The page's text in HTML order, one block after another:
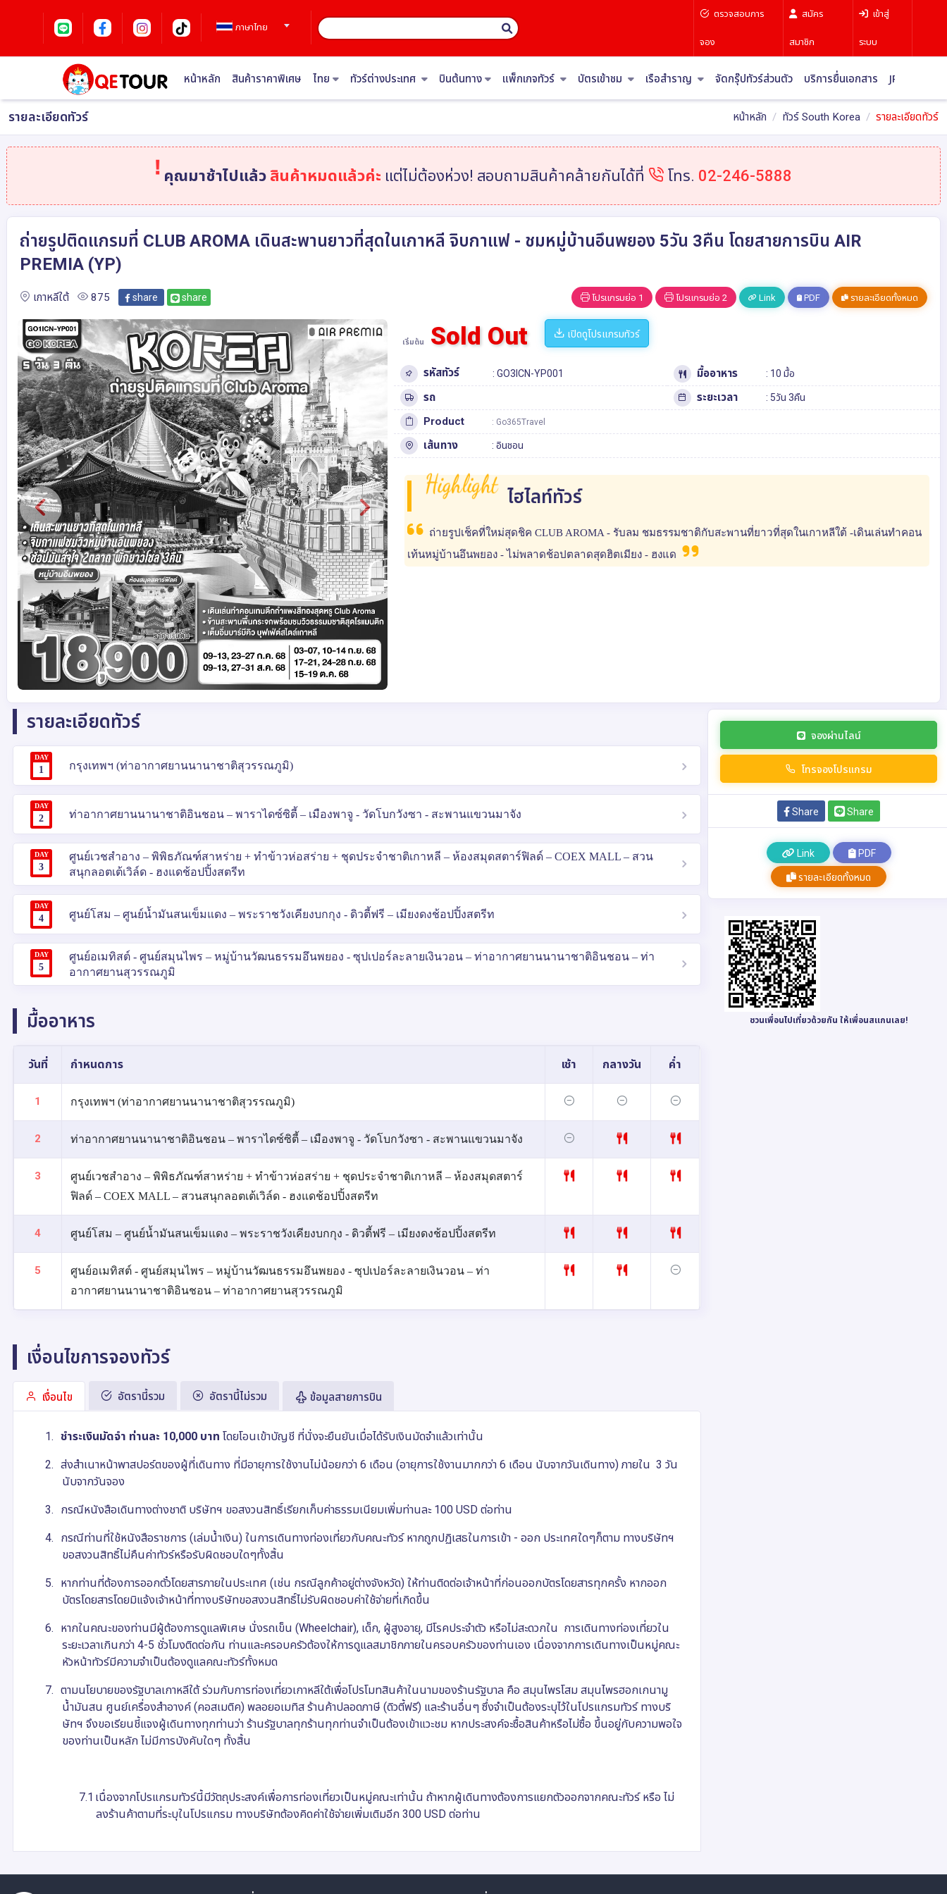
ภาษาไทย
ตรวจสอบการ
จอง
สมัคร
สมาชิก
เข้าสู่
ระบบ
หน้าหลัก สินค้าราคาพิเศษ ไทย ทัวร์ต่างประเทศ บินต้นทาง แพ็กเกจทัวร์ บัตรเข้าชม เรือสำราญ จัดกรุ๊ปทัวร์ส่วนตัว บริการยื่นเอกสาร JR Pass
รายละเอียดทัวร์ หน้าหลัก ทัวร์ South Korea รายละเอียดทัวร์
คุณมาช้าไปแล้ว สินค้าหมดแล้วค่ะ แต่ไม่ต้องห่วง! สอบถามสินค้าคล้ายกันได้ที่ โทร. 02-246-5888
ถ่ายรูปติดแกรมที่ CLUB AROMA เดินสะพานยาวที่สุดในเกาหลี จิบกาแฟ - ชมหมู่บ้านอึนพยอง 5วัน 3คืน โดยสายการบิน AIR
PREMIA (YP)
เกาหลีใต้ 875 share share โปรแกรมย่อ 1 โปรแกรมย่อ 2 Link PDF รายละเอียดทั้งหมด
เริ่มต้น Sold Out เปิดดูโปรแกรมทัวร์
รหัสทัวร์ : GO3ICN-YP001 มื้ออาหาร : 10 มื้อ
รถ ระยะเวลา : 5วัน 3คืน
Product : Go365Travel
เส้นทาง :อินชอน
Highlight ไฮไลท์ทัวร์
ถ่ายรูปเช็คที่ใหม่สุดชิค CLUB AROMA - รับลม ชมธรรมชาติกับสะพานที่ยาวที่สุดในเกาหลีใต้ -เดินเล่นทำคอน
เท้นหมู่บ้านอึนพยอง - ไม่พลาดช้อปตลาดสุดฮิตเมียง - ฮงแด
รายละเอียดทัวร์
DAY
1 กรุงเทพฯ (ท่าอากาศยานนานาชาติสุวรรณภูมิ)
DAY
2 ท่าอากาศยานนานาชาติอินชอน – พาราไดซ์ซิตี้ – เมืองพาจู - วัดโบกวังซา - สะพานแขวนมาจัง
DAY
3
ศูนย์เวชสำอาง – พิพิธภัณฑ์สาหร่าย + ทำข้าวห่อสร่าย + ชุดประจำชาติเกาหลี – ห้องสมุดสตาร์ฟิลด์ – COEX MALL – สวน
สนุกลอตเต้เวิล์ด - ฮงแดช้อปปิ้งสตรีท
DAY
4 ศูนย์โสม – ศูนย์น้ำมันสนเข็มแดง – พระราชวังเคียงบกกุง - ดิวตี้ฟรี – เมียงดงช้อปปิ้งสตรีท
DAY
5
ศูนย์อเมทิสต์ - ศูนย์สมุนไพร – หมู่บ้านวัฒนธรรมอึนพยอง - ซุปเปอร์ละลายเงินวอน – ท่าอากาศยานนานาชาติอินชอน – ท่า
อากาศยานสุวรรณภูมิ
มื้ออาหาร
วันที่ กำหนดการ เช้า กลางวัน ค่ำ
1 กรุงเทพฯ (ท่าอากาศยานนานาชาติสุวรรณภูมิ)
2 ท่าอากาศยานนานาชาติอินชอน – พาราไดซ์ซิตี้ – เมืองพาจู - วัดโบกวังซา - สะพานแขวนมาจัง
3
ศูนย์เวชสำอาง – พิพิธภัณฑ์สาหร่าย + ทำข้าวห่อสร่าย + ชุดประจำชาติเกาหลี – ห้องสมุดสตาร์
ฟิลด์ – COEX MALL – สวนสนุกลอตเต้เวิล์ด - ฮงแดช้อปปิ้งสตรีท
4 ศูนย์โสม – ศูนย์น้ำมันสนเข็มแดง – พระราชวังเคียงบกกุง - ดิวตี้ฟรี – เมียงดงช้อปปิ้งสตรีท
5
ศูนย์อเมทิสต์ - ศูนย์สมุนไพร – หมู่บ้านวัฒนธรรมอึนพยอง - ซุปเปอร์ละลายเงินวอน – ท่า
อากาศยานนานาชาติอินชอน – ท่าอากาศยานสุวรรณภูมิ
เงื่อนไขการจองทัวร์
เงื่อนไข อัตรานี้รวม อัตรานี้ไม่รวม ข้อมูลสายการบิน
1. ชำระเงินมัดจำ ท่านละ 10,000 บาท โดยโอนเข้าบัญชี ที่นั่งจะยืนยันเมื่อได้รับเงินมัดจำแล้วเท่านั้น
2. ส่งสำเนาหน้าพาสปอร์ตของผู้ที่เดินทาง ที่มีอายุการใช้งานไม่น้อยกว่า 6 เดือน (อายุการใช้งานมากกว่า 6 เดือน นับจากวันเดินทาง) ภายใน 3 วัน
นับจากวันจอง
3. กรณีหนังสือเดินทางต่างชาติ บริษัทฯ ขอสงวนสิทธิ์เรียกเก็บค่าธรรมเนียมเพิ่มท่านละ 100 USD ต่อท่าน
4.
กรณีท่านที่ใช้หนังสือราชการ (เล่มน้ำเงิน) ในการเดินทางท่องเที่ยวกับคณะทัวร์ หากถูกปฏิเสธในการเข้า - ออก ประเทศใดๆก็ตาม ทางบริษัทฯ
ขอสงวนสิทธิ์ไม่คืนค่าทัวร์หรือรับผิดชอบใดๆทั้งสิ้น
5.
หากท่านที่ต้องการออกตั๋วโดยสารภายในประเทศ (เช่น กรณีลูกค้าอยู่ต่างจังหวัด) ให้ท่านติดต่อเจ้าหน้าที่ก่อนออกบัตรโดยสารทุกครั้ง หากออก
บัตรโดยสารโดยมิแจ้งเจ้าหน้าที่ทางบริษัทขอสงวนสิทธิ์ไม่รับผิดชอบค่าใช้จ่ายที่เกิดขึ้น
6. หากในคณะของท่านมีผู้ต้องการดูแลพิเศษ นั่งรถเข็น (Wheelchair), เด็ก, ผู้สูงอายุ, มีโรคประจำตัว หรือไม่สะดวกใน การเดินทางท่องเที่ยวใน
ระยะเวลาเกินกว่า 4-5 ชั่วโมงติดต่อกัน ท่านและครอบครัวต้องให้การดูแลสมาชิกภายในครอบครัวของท่านเอง เนื่องจากการเดินทางเป็นหมู่คณะ
หัวหน้าทัวร์มีความจำเป็นต้องดูแลคณะทัวร์ทั้งหมด
7. ตามนโยบายของรัฐบาลเกาหลีใต้ ร่วมกับการท่องเที่ยวเกาหลีใต้เพื่อโปรโมทสินค้าในนามของร้านรัฐบาล คือ สมุนไพรโสม สมุนไพรฮอกเกนามู
น้ำมันสน ศูนย์เครื่องสำอางค์ (คอสเมติค) พลอยอเมทิส ร้านค้าปลอดภาษี (ดิวตี้ฟรี) และร้านอื่นๆ ซึ่งจำเป็นต้องระบุไว้ในโปรแกรมทัวร์ ทางบริ
ษัทฯ จึงขอเรียนชี้แจงผู้เดินทางทุกท่านว่า ร้านรัฐบาลทุกร้านทุกท่านจำเป็นต้องเข้าแวะชม หากประสงค์จะซื้อสินค้าหรือไม่ซื้อ ขึ้นอยู่กับความพอใจ
ของท่านเป็นหลัก ไม่มีการบังคับใดๆ ทั้งสิ้น
7.1 เนื่องจากโปรแกรมทัวร์นี้มีวัตถุประสงค์เพื่อการท่องเที่ยวเป็นหมู่คณะเท่านั้น ถ้าหากผู้เดินทางต้องการแยกตัวออกจากคณะทัวร์ หรือ ไม่
ลงร้านค้าตามที่ระบุในโปรแกรม ทางบริษัทต้องคิดค่าใช้จ่ายเพิ่มเติมอีก 300 USD ต่อท่าน
จองผ่านไลน์
โทรจองโปรแกรม
Share Share
Link PDF
รายละเอียดทั้งหมด
ชวนเพื่อนไปเที่ยวด้วยกัน ให้เพื่อนสแกนเลย!